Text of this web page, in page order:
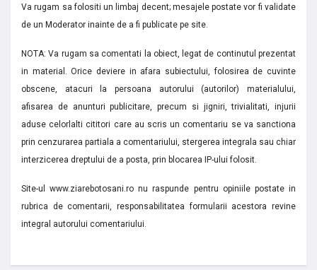
Va rugam sa folositi un limbaj decent; mesajele postate vor fi validate
de un Moderator inainte de a fi publicate pe site.
NOTA: Va rugam sa comentati la obiect, legat de continutul prezentat
in material. Orice deviere in afara subiectului, folosirea de cuvinte
obscene, atacuri la persoana autorului (autorilor) materialului,
afisarea de anunturi publicitare, precum si jigniri, trivialitati, injurii
aduse celorlalti cititori care au scris un comentariu se va sanctiona
prin cenzurarea partiala a comentariului, stergerea integrala sau chiar
interzicerea dreptului de a posta, prin blocarea IP-ului folosit.
Site-ul www.ziarebotosani.ro nu raspunde pentru opiniile postate in
rubrica de comentarii, responsabilitatea formularii acestora revine
integral autorului comentariului.